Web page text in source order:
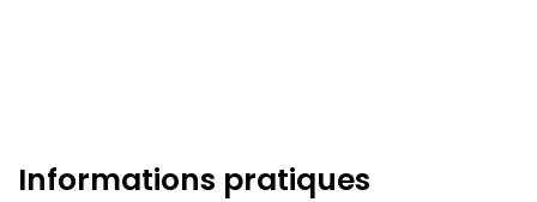
Informations pratiques